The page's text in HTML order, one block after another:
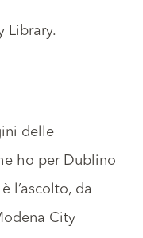
Library.
delle
ho per Dublino
l’ascolto, da
City